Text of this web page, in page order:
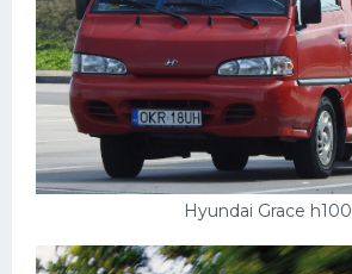
Hyundai Grace h100
Субару
Опель
Подводные лодки
Митсубиси
Киа